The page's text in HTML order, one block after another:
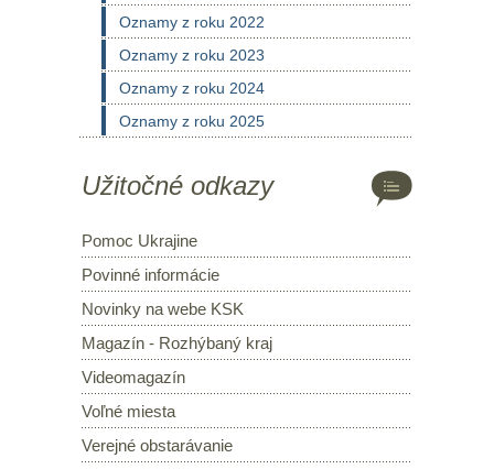
Oznamy z roku 2022
Oznamy z roku 2023
Oznamy z roku 2024
Oznamy z roku 2025
Užitočné odkazy
Pomoc Ukrajine
Povinné informácie
Novinky na webe KSK
Magazín - Rozhýbaný kraj
Videomagazín
Voľné miesta
Verejné obstarávanie